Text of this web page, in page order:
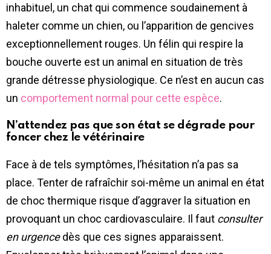
inhabituel, un chat qui commence soudainement à
haleter comme un chien, ou l’apparition de gencives
exceptionnellement rouges. Un félin qui respire la
bouche ouverte est un animal en situation de très
grande détresse physiologique. Ce n’est en aucun cas
un comportement normal pour cette espèce.
N’attendez pas que son état se dégrade pour
foncer chez le vétérinaire
Face à de tels symptômes, l’hésitation n’a pas sa
place. Tenter de rafraîchir soi-même un animal en état
de choc thermique risque d’aggraver la situation en
provoquant un choc cardiovasculaire. Il faut consulter
en urgencedès que ces signes apparaissent.